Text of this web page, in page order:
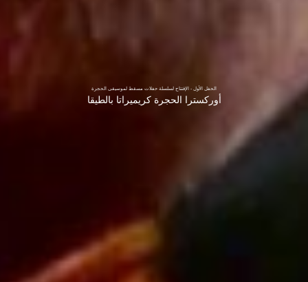
الحفل الأول - الإفتتاح لسلسلة حفلات مسقط لموسيقى الحجرة
أوركسترا الحجرة كريميراتا بالطيقا